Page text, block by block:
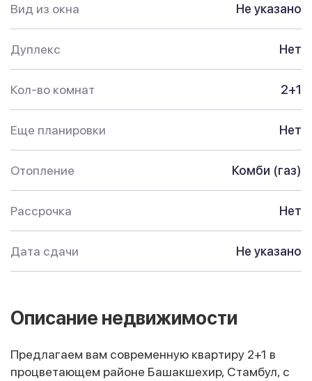
Вид из окна Не указано
Дуплекс Нет
Кол-во комнат 2+1
Еще планировки Нет
Отопление Комби (газ)
Рассрочка Нет
Дата сдачи Не указано
Описание недвижимости
Предлагаем вам современную квартиру 2+1 в
процветающем районе Башакшехир, Стамбул, с